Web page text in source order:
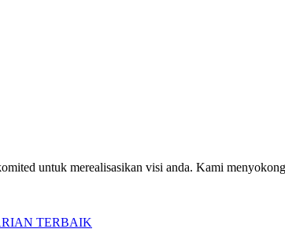
untuk merealisasikan visi anda. Kami
TERBAIK